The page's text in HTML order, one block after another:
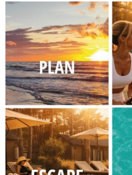
WIADOMOŚCI Z LASU
STUDIO SUPERPORTALU
KONTAKT
REDAKCJA
REGULAMIN